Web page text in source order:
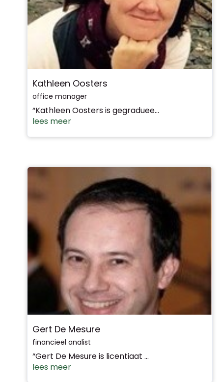
Kathleen Oosters
office manager
“Kathleen Oosters is gegraduee...
lees meer
Gert De Mesure
financieel analist
“Gert De Mesure is licentiaat ...
lees meer